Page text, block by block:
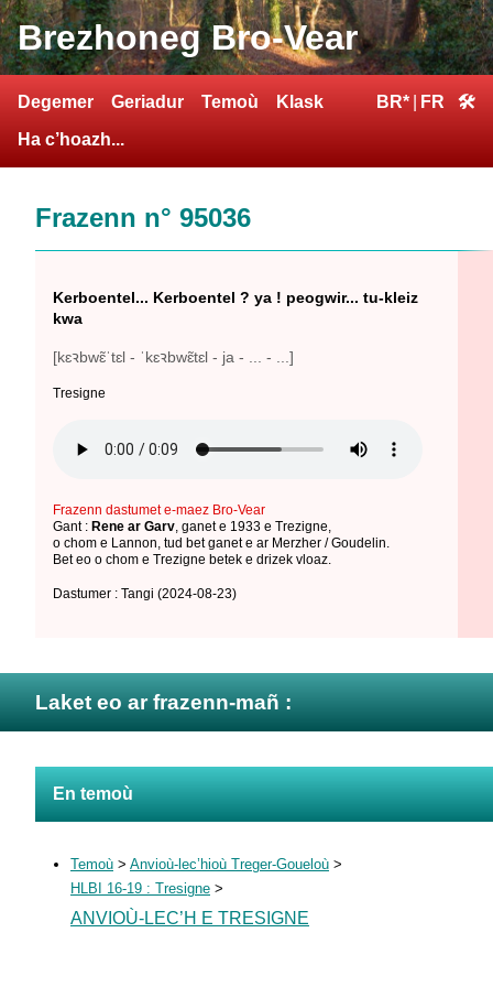
Brezhoneg Bro-Vear
Degemer Geriadur Temoù
Klask
Ha c’hoazh...
BR* FR 🛠
Frazenn n° 95036
Kerboentel... Kerboentel ? ya ! peogwir... tu-kleiz
kwa
[kɛꝛbwɛ̃ˈtɛl - ˈkɛꝛbwɛ̃tɛl - ja - ... - ...]
Tresigne
Frazenn dastumet e-maez Bro-Vear
Gant : Rene ar Garv ganet e 1933 e Trezigne
o chom e Lannon tud bet ganet e ar Merzher / Goudelin
Bet eo o chom e Trezigne betek e drizek vloaz.
Dastumer : Tangi (2024-08-23)
Laket eo ar frazenn-mañ :
En temoù
Temoù > Anvioù-lec’hioù Treger-Goueloù >
HLBI 16-19 : Tresigne >
ANVIOÙ-LEC’H E TRESIGNE